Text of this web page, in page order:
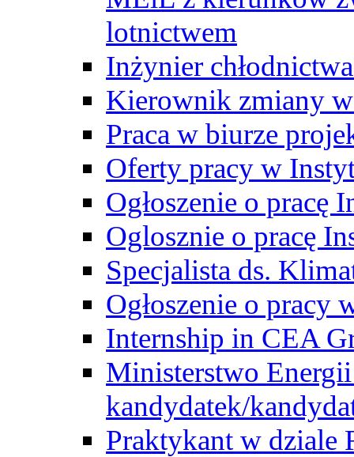
lotnictwem
Inżynier
Kierownik zmiany
Praca w biurze
Oferty pracy w
Ogłoszenie o pracę
Oglosznie o pracę
Specjalista ds.
Ogłoszenie o pracy
Internship in CEA
Ministerstwo
kandydatek/
Praktykant w dziale